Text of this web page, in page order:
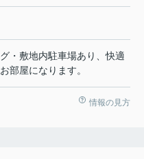
・敷地内駐車場あり、快適
部屋になります。
情報の見方